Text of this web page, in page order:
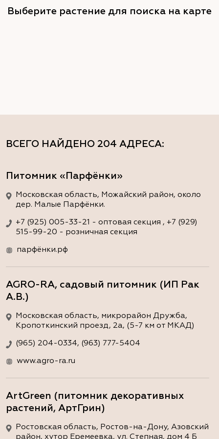
ВСЕГО НАЙДЕНО 204 АДРЕСА:
Питомник «Парфёнки»
Московская область, Можайский район, около
дер. Малые Парфёнки.
+7 (925) 005-33-21 - оптовая секция , +7 (929)
515-99-20 - розничная секция
парфёнки.рф
AGRO-RA, садовый питомник (ИП Рак
А.В.)
Московская область, микрорайон Дружба,
Кропоткинский проезд, 2а, (5-7 км от МКАД)
(965) 204-0334, (963) 777-5404
www.agro-ra.ru
ArtGreen (питомник декоративных
растений, АртГрин)
Ростовская область, Ростов-на-Дону, Азовский
район, хутор Еремеевка, ул. Степная, дом 4 Б
Выберите растение для поиска на карте